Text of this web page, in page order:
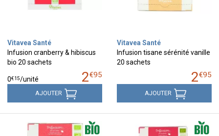
Vitavea Santé
Infusion cranberry & hibiscus
bio 20 sachets
2€95
0€15/unité
AJOUTER
Vitavea Santé
Infusion tisane sérénité vanille
20 sachets
2€95
AJOUTER